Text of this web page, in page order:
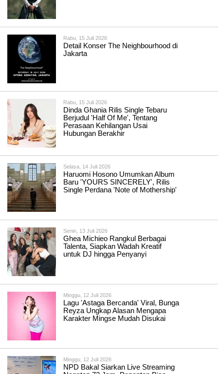
Rabu, 15 Juli 2026
Detail Konser The Neighbourhood di
Jakarta
Rabu, 15 Juli 2026
Dinda Ghania Rilis Single Tebaru
Berjudul 'Half Of Me', Tentang
Perasaan Kehilangan Usai
Hubungan Berakhir
Selasa, 14 Juli 2026
Haruomi Hosono Umumkan Album
Baru 'YOURS SINCERELY', Rilis
Single Perdana 'Note of Mothership'
Senin, 13 Juli 2026
Ghea Michieo Rangkul Berbagai
Talenta, Siapkan Wadah Kreatif
untuk DJ hingga Penyanyi
Minggu, 12 Juli 2026
Lagu 'Astaga Bercanda' Viral, Bunga
Reyza Ungkap Alasan Mengapa
Karakter Mingse Mudah Disukai
Minggu, 12 Juli 2026
NPD Bakal Siarkan Live Streaming